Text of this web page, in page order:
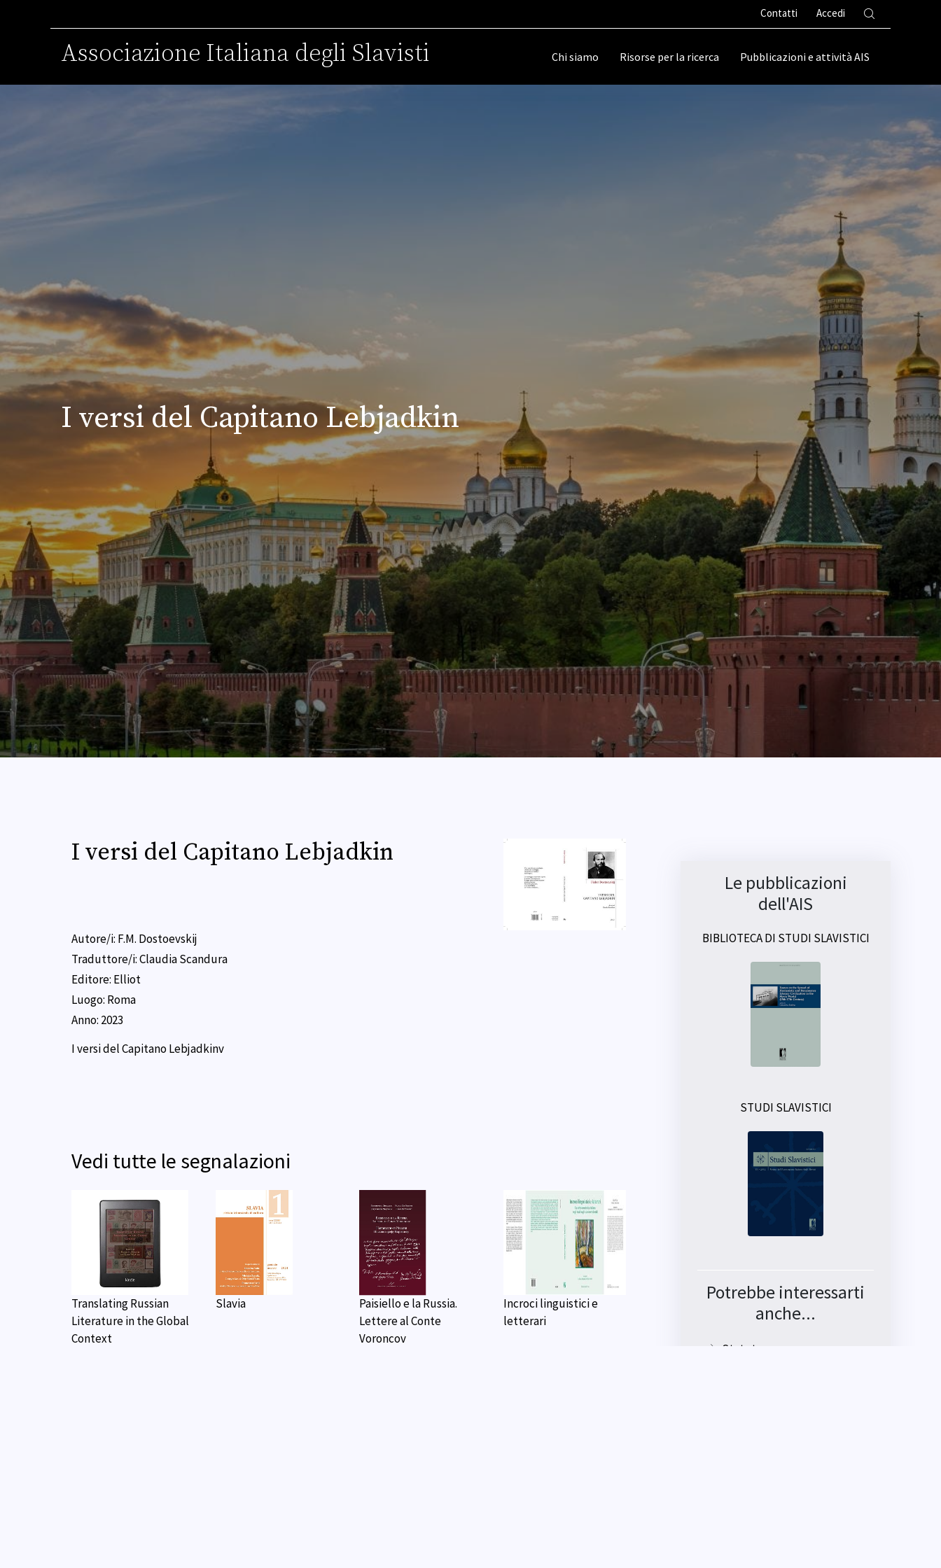
Contatti Accedi
Associazione Italiana degli Slavisti Chi siamo Risorse per la ricerca Pubblicazioni e attività AIS
I versi del Capitano Lebjadkin
I versi del Capitano Lebjadkin
Autore/i: F.M. Dostoevskij
Traduttore/i:Claudia Scandura
Editore: Elliot
Luogo: Roma
Anno: 2023
I versi del Capitano Lebjadkinv
Vedi tutte le segnalazioni
Translating Russian
Literature in the Global
Context
Slavia
Paisiello e la Russia.
Lettere al Conte
Voroncov
Incroci linguistici e
letterari
Le pubblicazioni
dell'AIS
BIBLIOTECA DI STUDI SLAVISTICI
STUDI SLAVISTICI
Potrebbe interessarti
anche...
Statuto